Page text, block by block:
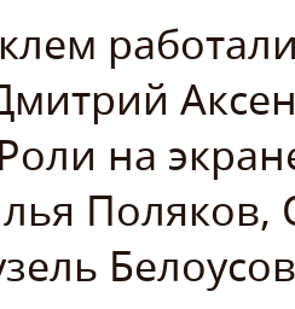
на
Поляков,